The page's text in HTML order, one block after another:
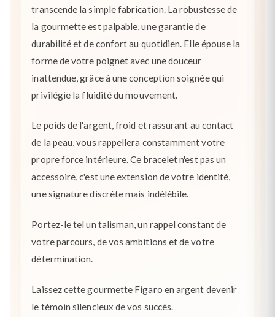
transcende la simple fabrication. La robustesse de
la gourmette est palpable, une garantie de
durabilité et de confort au quotidien. Elle épouse la
forme de votre poignet avec une douceur
inattendue, grâce à une conception soignée qui
privilégie la fluidité du mouvement.
Le poids de l'argent, froid et rassurant au contact
de la peau, vous rappellera constamment votre
propre force intérieure. Ce bracelet n'est pas un
accessoire, c'est une extension de votre identité,
une signature discrète mais indélébile.
Portez-le tel un talisman, un rappel constant de
votre parcours, de vos ambitions et de votre
détermination.
Laissez cette gourmette Figaro en argent devenir
le témoin silencieux de vos succès.